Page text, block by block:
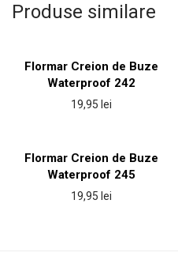
Produse similare
Flormar Creion de Buze
Waterproof 242
19,95 lei
Flormar Creion de Buze
Waterproof 245
19,95 lei